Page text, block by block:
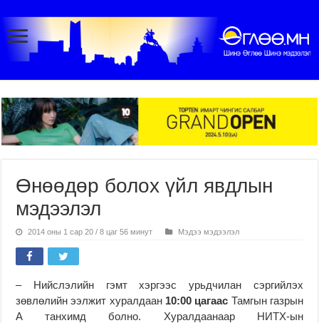
Өнөөдөр болох үйл явдлын
мэдээлэл
2014 оны 1 сар 20 / 8 цаг 56 минут Мэдээ мэдээлэл
– Нийслэлийн гэмт хэргээс урьдчилан сэргийлэх
зөвлөлийн ээлжит хуралдаан10:00 цагаас Тамгын газрын
А танхимд болно. Хуралдаанаар НИТХ-ын